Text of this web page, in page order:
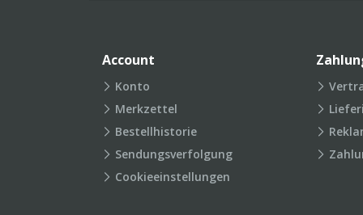
Account
Konto
Merkzettel
Bestellhistorie
Sendungsverfolgung
Cookieeinstellungen